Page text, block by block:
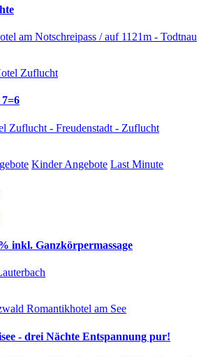
am Notschreipass / auf 1121m - Todtnau
Zuflucht - Freudenstadt - Zuflucht
Kinder Angebote Last Minute
inkl. Ganzkörpermassage
- drei Nächte Entspannung pur!